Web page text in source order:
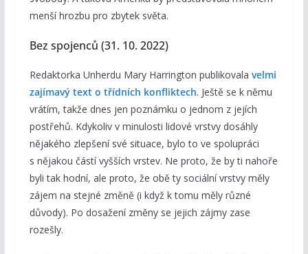
menší hrozbu pro zbytek světa.
Bez spojenců (31. 10. 2022)
Redaktorka Unherdu Mary Harrington publikovala velmi
zajímavý text o třídních konfliktech. Ještě se k němu
vrátím, takže dnes jen poznámku o jednom z jejích
postřehů. Kdykoliv v minulosti lidové vrstvy dosáhly
nějakého zlepšení své situace, bylo to ve spolupráci
s nějakou částí vyšších vrstev. Ne proto, že by ti nahoře
byli tak hodní, ale proto, že obě ty sociální vrstvy měly
zájem na stejné změně (i když k tomu měly různé
důvody). Po dosažení změny se jejich zájmy zase
rozešly.